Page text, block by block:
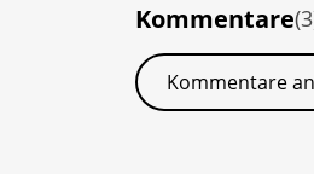
Kommentare
Kommentare